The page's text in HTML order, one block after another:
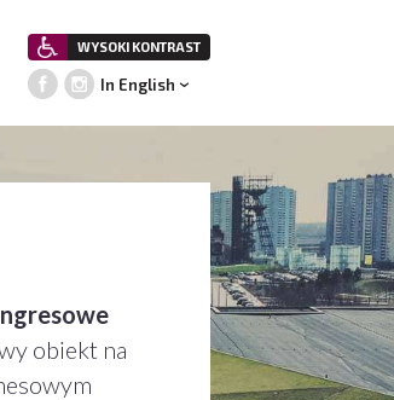
WYSOKI KONTRAST
In English
obiekt na